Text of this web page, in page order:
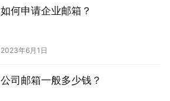
如何申请企业邮箱？
2023年6月1日
公司邮箱一般多少钱？